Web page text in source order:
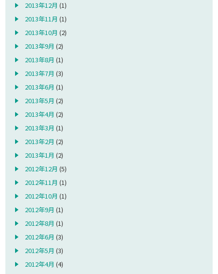
2013年12月 (1)
2013年11月 (1)
2013年10月 (2)
2013年9月 (2)
2013年8月 (1)
2013年7月 (3)
2013年6月 (1)
2013年5月 (2)
2013年4月 (2)
2013年3月 (1)
2013年2月 (2)
2013年1月 (2)
2012年12月 (5)
2012年11月 (1)
2012年10月 (1)
2012年9月 (1)
2012年8月 (1)
2012年6月 (3)
2012年5月 (3)
2012年4月 (4)